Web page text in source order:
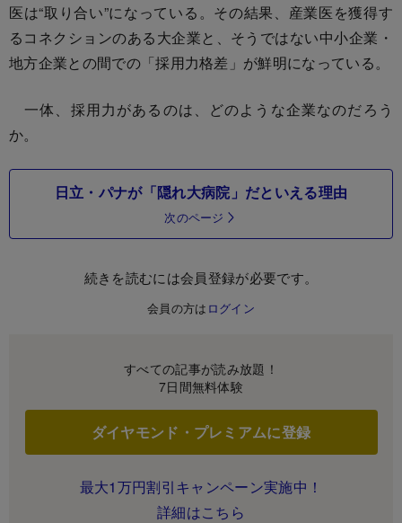
医は“取り合い”になっている。その結果、産業医を獲得す
るコネクションのある大企業と、そうではない中小企業・
地方企業との間での「採用力格差」が鮮明になっている。
一体、採用力があるのは、どのような企業なのだろう
か。
日立・パナが「隠れ大病院」だといえる理由
次のページ
続きを読むには会員登録が必要です。
会員の方は ログイン
すべての記事が読み放題！
7日間無料体験
ダイヤモンド・プレミアムに登録
最大1万円割引キャンペーン実施中！
詳細はこちら